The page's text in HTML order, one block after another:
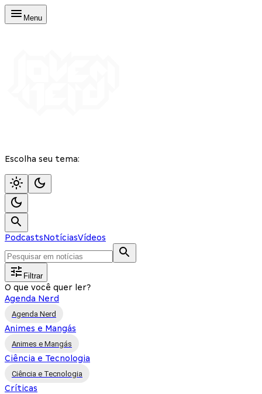
Menu
Escolha seu tema:
PodcastsNotíciasVídeos
Filtrar
O que você quer ler?
Agenda Nerd
Agenda Nerd
Animes e Mangás
Animes e Mangás
Ciência e Tecnologia
Ciência e Tecnologia
Críticas